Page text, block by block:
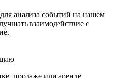
анализа событий на нашем
взаимодействие с
продаже или аренде